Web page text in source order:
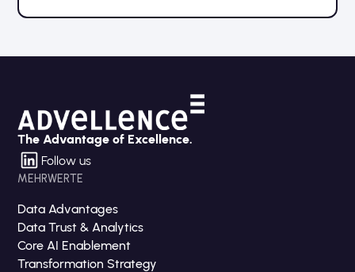
The Advantage of Excellence.
Follow us
MEHRWERTE
Data Advantages
Data Trust & Analytics
Core AI Enablement
Transformation Strategy